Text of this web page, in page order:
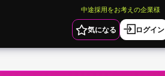
中途採用をお考えの企業様
気になる ログイン